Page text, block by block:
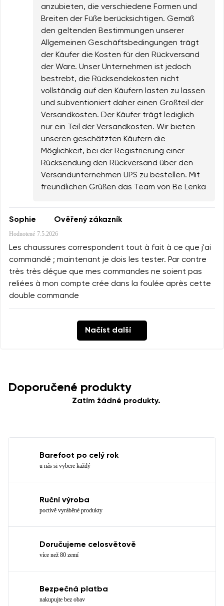
anzubieten, die verschiedene Formen und
Breiten der Füße berücksichtigen. Gemäß
den geltenden Bestimmungen unserer
Allgemeinen Geschäftsbedingungen trägt
der Käufer die Kosten für den Rückversand
der Ware. Unser Unternehmen ist jedoch
bestrebt, die Rücksendekosten nicht
vollständig auf den Käufern lasten zu lassen
und subventioniert daher einen Großteil der
Versandkosten. Der Käufer trägt lediglich
nur ein Teil der Versandkosten. Wir bieten
unseren geschätzten Käufern die
Möglichkeit, bei der Registrierung einer
Rücksendung den Rückversand über den
Versandunternehmen UPS zu bestellen. Mit
freundlichen Grüßen das Team von Be Lenka
Sophie Ověřený zákazník
Hodnotené 7.5.2026
Les chaussures correspondent tout à fait à ce que j'ai
commandé ; maintenant je dois les tester. Par contre
très très déçue que mes commandes ne soient pas
reliées à mon compte crée dans la foulée après cette
double commande
Načíst další
Doporučené produkty
Zatím žádné produkty.
Barefoot po celý rok
u nás si vybere každý
Ruční výroba
poctivě vyráběné produkty
Doručujeme celosvětově
více než 80 zemí
Bezpečná platba
nakupujte bez obav